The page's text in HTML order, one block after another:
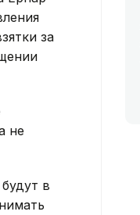
за
не
в